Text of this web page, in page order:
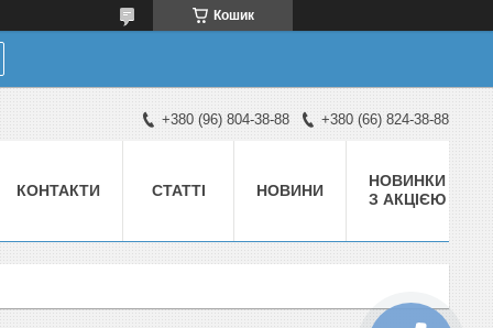
Кошик
+380 (96) 804-38-88 +380 (66) 824-38-88
КОНТАКТИ СТАТТІ НОВИНИ
НОВИНКИ
З АКЦІЄЮ